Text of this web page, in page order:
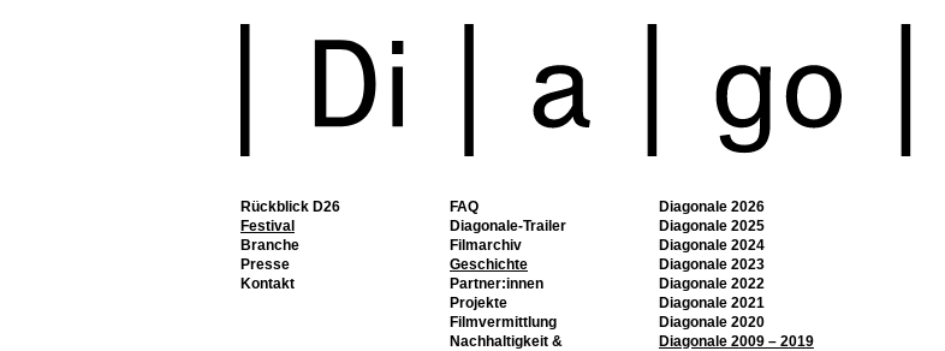
Rückblick D26
Festival
FAQ
Diagonale-Trailer
Filmarchiv
Geschichte
Diagonale 2026
Diagonale 2025
Diagonale 2024
Diagonale 2023
Diagonale 2022
Diagonale 2021
Diagonale 2020
Diagonale 2009 – 2019
Partner:innen
Projekte
Filmvermittlung
Nachhaltigkeit &
Branche
Presse
Kontakt